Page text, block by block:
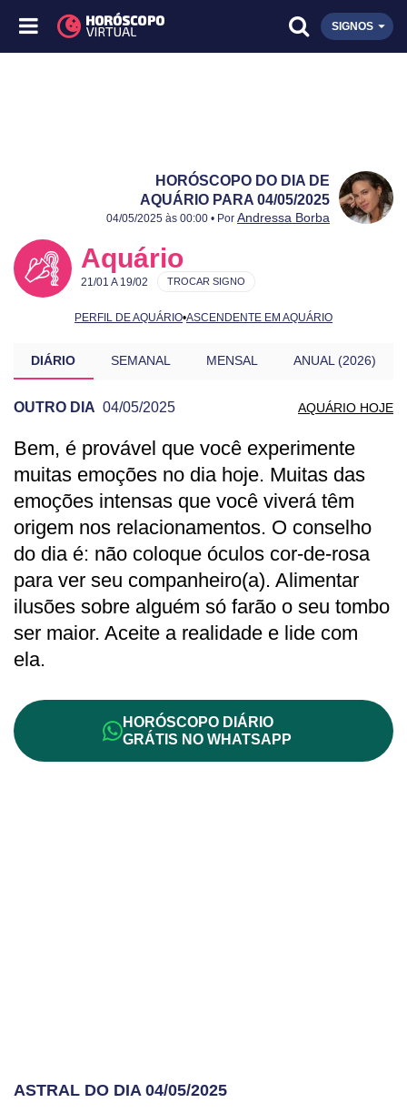
SIGNOS
HORÓSCOPO DO DIA DE
AQUÁRIO PARA 04/05/2025
Publicado:
04/05/2025
Atualizado:
04/05/2025
04/05/2025 às 00:00 • Por Andressa Borba
Aquário
21/01 A 19/02
PERFIL DE AQUÁRIO•ASCENDENTE EM AQUÁRIO
TROCAR SIGNO
DIÁRIO SEMANAL MENSAL ANUAL (2026)
OUTRO DIA 04/05/2025 AQUÁRIO HOJE
PREVISÃO DE AQUÁRIO PARA OUTRO
Bem, é provável que você experimente
muitas emoções no dia hoje. Muitas das
emoções intensas que você viverá têm
origem nos relacionamentos. O conselho
do dia é: não coloque óculos cor-de-rosa
para ver seu companheiro(a). Alimentar
ilusões sobre alguém só farão o seu tombo
ser maior. Aceite a realidade e lide com
ela.
HORÓSCOPO DIÁRIO
GRÁTIS NO WHATSAPP
ASTRAL DO DIA 04/05/2025